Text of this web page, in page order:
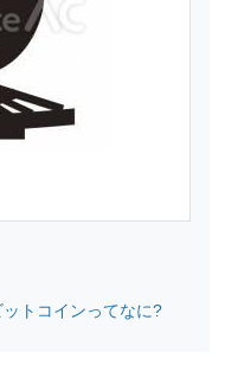
ットコインってなに?